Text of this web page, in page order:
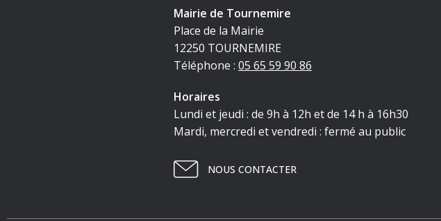
Mairie de Tournemire
Place de la Mairie
12250 TOURNEMIRE
Téléphone : 05 65 59 90 86
Horaires
Lundi et jeudi : de 9h à 12h et de 14 h à 16h30
Mardi, mercredi et vendredi : fermé au public
NOUS CONTACTER